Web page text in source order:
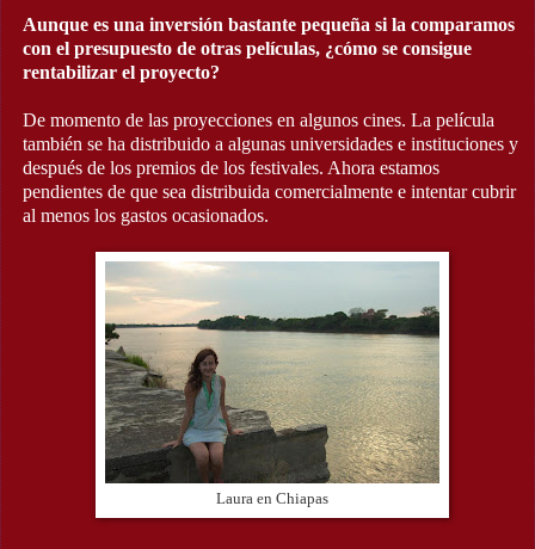
Aunque es una inversión bastante pequeña si la comparamos
con el presupuesto de otras películas, ¿cómo se consigue
rentabilizar el proyecto?
De momento de las proyecciones en algunos cines. La película
también se ha distribuido a algunas universidades e instituciones y
después de los premios de los festivales. Ahora estamos
pendientes de que sea distribuida comercialmente e intentar cubrir
al menos los gastos ocasionados.
Laura en Chiapas